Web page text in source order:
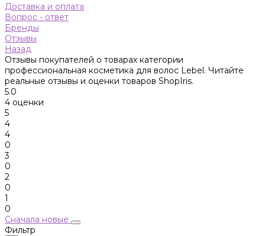
Доставка и оплата
Вопрос - ответ
Бренды
Отзывы
Назад
Отзывы покупателей о товарах категории
профессиональная косметика для волос Lebel. Читайте
реальные отзывы и оценки товаров ShopIris.
5.0
4 оценки
5
4
4
0
3
0
2
0
1
0
Сначала новые
Фильтр